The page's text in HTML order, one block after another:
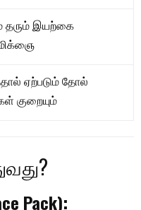
தரும் இயற்கை
ஏற்படும் தோல்
குறையும்
Pack):